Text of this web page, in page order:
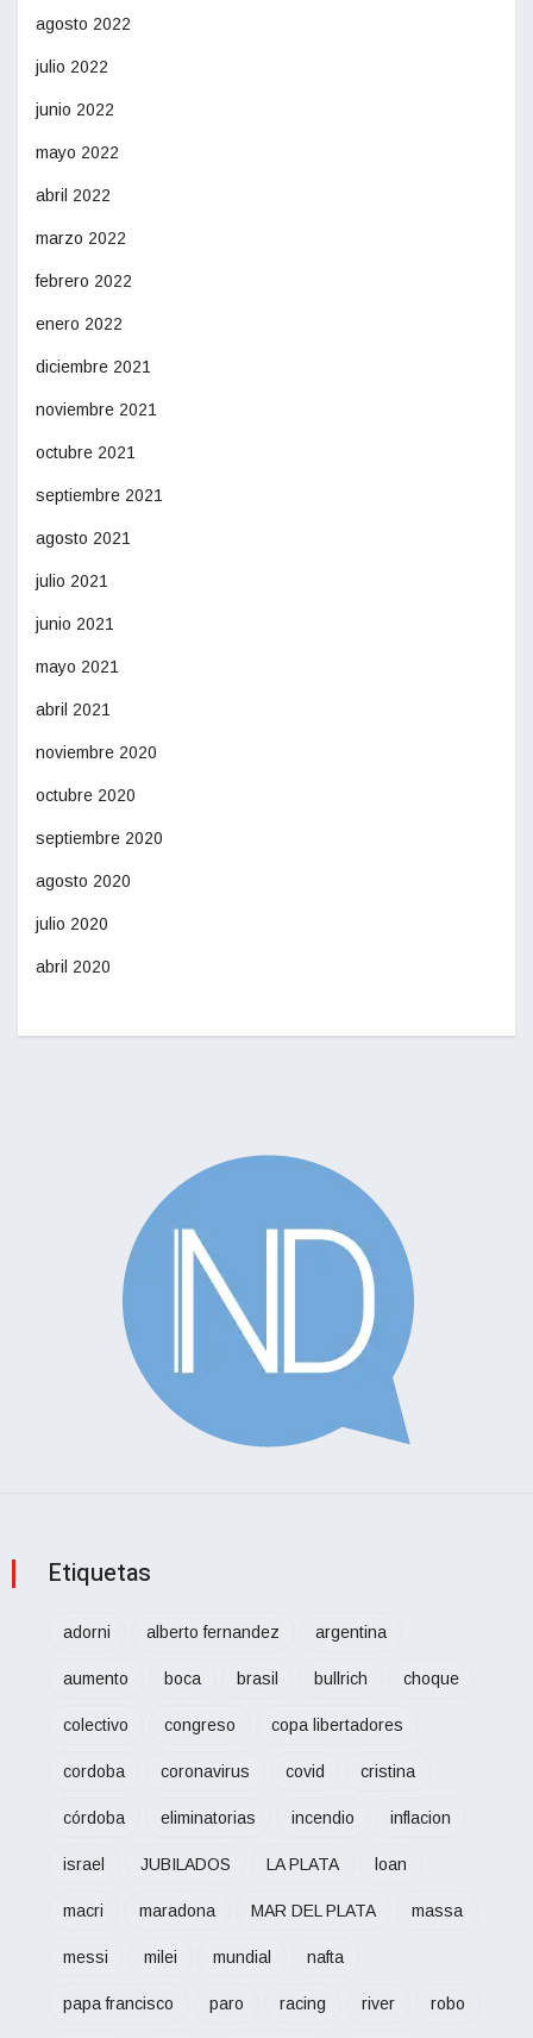
agosto 2022
julio 2022
junio 2022
mayo 2022
abril 2022
marzo 2022
febrero 2022
enero 2022
diciembre 2021
noviembre 2021
octubre 2021
septiembre 2021
agosto 2021
julio 2021
junio 2021
mayo 2021
abril 2021
noviembre 2020
octubre 2020
septiembre 2020
agosto 2020
julio 2020
abril 2020
Etiquetas
adorni alberto fernandez argentina
aumento boca brasil bullrich choque
colectivo congreso copa libertadores
cordoba coronavirus covid cristina
córdoba eliminatorias incendio inflacion
israel JUBILADOS LA PLATA loan
macri maradona MAR DEL PLATA massa
messi milei mundial nafta
papa francisco paro racing river robo